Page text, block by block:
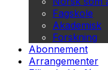
Fagskole
Akademisk
Forskning
Abonnement
Arrangementer